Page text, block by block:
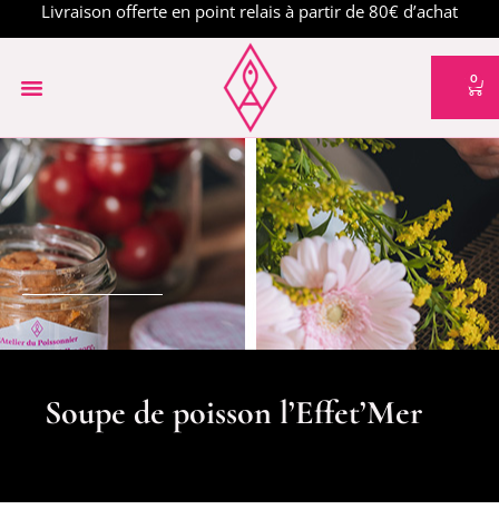
Livraison offerte en point relais à partir de 80€ d’achat
0
Soupe de poisson l’Effet’Mer